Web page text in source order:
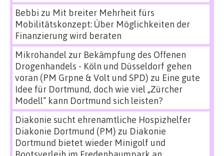
Bebbi zu Mit breiter Mehrheit fürs
Mobilitätskonzept: Über Möglichkeiten der
Finanzierung wird beraten
Mikrohandel zur Bekämpfung des Offenen
Drogenhandels - Köln und Düsseldorf gehen
voran (PM Grpne & Volt und SPD) zu Eine gute
Idee für Dortmund, doch wie viel „Zürcher
Modell“ kann Dortmund sich leisten?
Diakonie sucht ehrenamtliche Hospizhelfer
Diakonie Dortmund (PM) zu Diakonie
Dortmund bietet wieder Minigolf und